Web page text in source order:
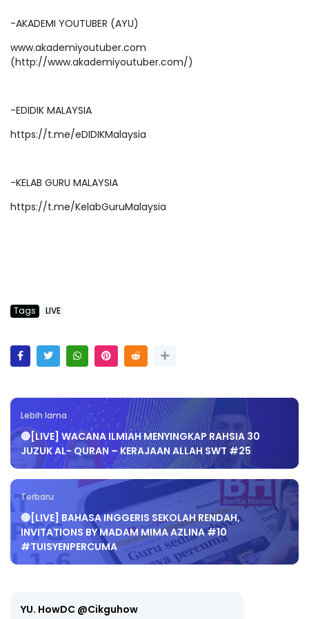
-AKADEMI YOUTUBER (AYU)
www.akademiyoutuber.com
(http://www.akademiyoutuber.com/)
-EDIDIK MALAYSIA
https://t.me/eDIDIKMalaysia
-KELAB GURU MALAYSIA
https://t.me/KelabGuruMalaysia
Tags LIVE
Lebih lama
🔴[LIVE] WACANA ILMIAH MENYINGKAP RAHSIA 30
JUZUK AL- QURAN – KERAJAAN ALLAH SWT #25
Terbaru
🔴[LIVE] BAHASA INGGERIS SEKOLAH RENDAH,
INVITATIONS BY MADAM MIMA AZLINA #10
#TUISYENPERCUMA
YU. HowDC @Cikguhow